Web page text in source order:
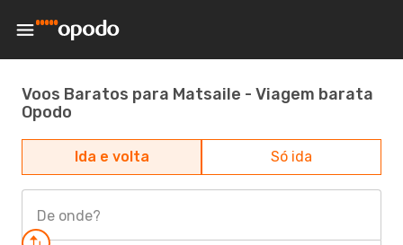
Voos Baratos para Matsaile - Viagem barata
Opodo
Ida e volta Só ida
De onde?